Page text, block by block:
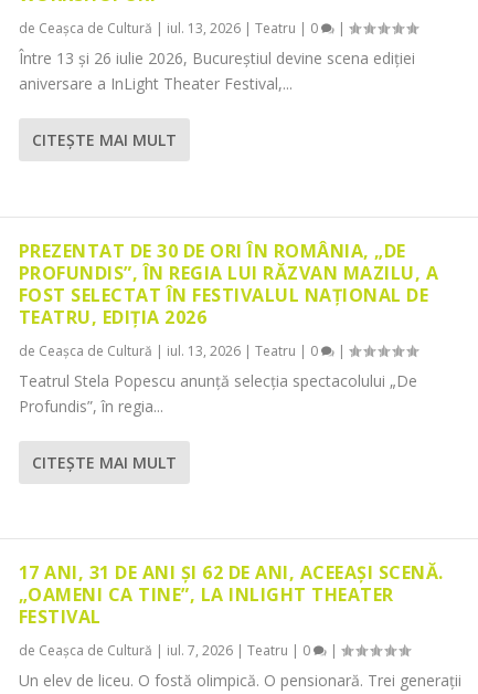
de Ceașca de Cultură | iul. 13, 2026| Teatru | 0 |
Între 13 și 26 iulie 2026, Bucureștiul devine scena ediției
aniversare a InLight Theater Festival,...
CITEŞTE MAI MULT
PREZENTAT DE 30 DE ORI ÎN ROMÂNIA, „DE
PROFUNDIS”, ÎN REGIA LUI RĂZVAN MAZILU, A
FOST SELECTAT ÎN FESTIVALUL NAȚIONAL DE
TEATRU, EDIȚIA 2026
de Ceașca de Cultură | iul. 13, 2026| Teatru | 0 |
Teatrul Stela Popescu anunță selecția spectacolului „De
Profundis”, în regia...
CITEŞTE MAI MULT
17 ANI, 31 DE ANI ȘI 62 DE ANI, ACEEAȘI SCENĂ.
„OAMENI CA TINE”, LA INLIGHT THEATER
FESTIVAL
de Ceașca de Cultură | iul. 7, 2026| Teatru | 0 |
Un elev de liceu. O fostă olimpică. O pensionară. Trei generații